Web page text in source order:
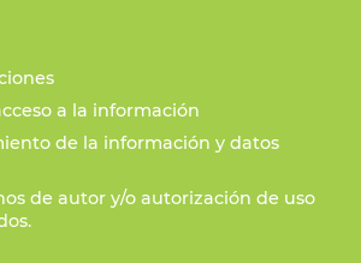
a la información
de la información y datos
de autor y/o autorización de uso